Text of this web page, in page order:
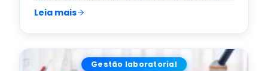
pautada na qualidade…
Leia mais
Gestão laboratorial